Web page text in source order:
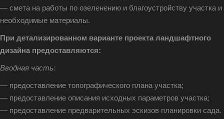
— смета на работы по озеленению и благоустройству участка и
необходимые материалы.
При детализированном варианте проекта ландшафтного
дизайна предоставляются:
Вводная часть:
— предоставление топографического плана участка;
— предоставление описания исходных параметров участка;
— предоставление предварительных эскизов планировки сада.